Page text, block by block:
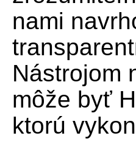
nami
Nástrojom
môže byť
ktorú